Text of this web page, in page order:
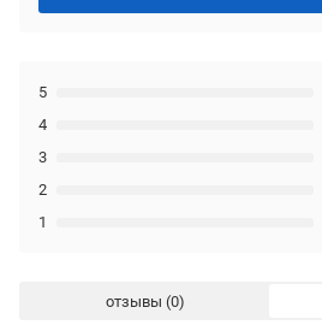
1
2
3
4
5
отзывы